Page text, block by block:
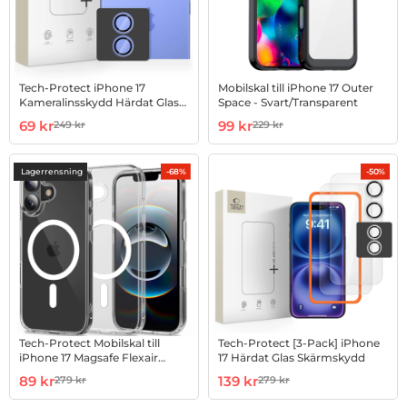
Tech-Protect iPhone 17
Kameralinsskydd Härdat Glas
Art. nr 1002996758
rea pris
69 krtidigare pris
249 kr
Mobilskal till iPhone 17 Outer
Space - Svart/Transparent
Art. nr 1002999612
rea pris
99 krtidigare pris
229 kr
Lagerrensning -68%
Tech-Protect Mobilskal till
iPhone 17 Magsafe Flexair
Art. nr 1002999658
rea pris
89 krtidigare pris
279 kr
-50%
Tech-Protect [3-Pack] iPhone
17 Härdat Glas Skärmskydd
Art. nr 1002999751
rea pris
139 krtidigare pris
279 kr